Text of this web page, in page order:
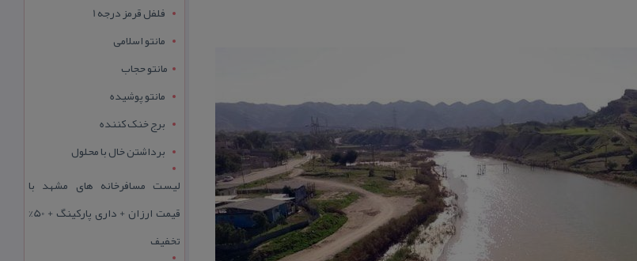
فلفل قرمز درجه 1
مانتو اسلامی
مانتو حجاب
مانتو پوشیده
برج خنک کننده
برداشتن خال با محلول
لیست مسافرخانه های مشهد با
قیمت ارزان + داری پارکینگ + 50%
تخفیف